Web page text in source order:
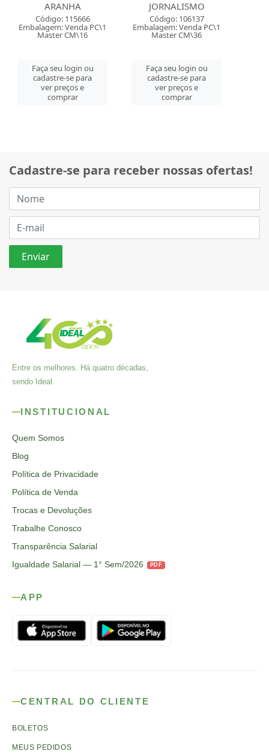
ARANHA
Código: 115666
Embalagem: Venda PC\1
Master CM\16
Faça seu login ou
cadastre-se para
ver preços e
comprar
JORNALISMO
Código: 106137
Embalagem: Venda PC\1
Master CM\36
Faça seu login ou
cadastre-se para
ver preços e
comprar
Cadastre-se para receber nossas ofertas!
Entre os melhores. Há quatro décadas,
sendo Ideal.
INSTITUCIONAL
Quem Somos
Blog
Política de Privacidade
Política de Venda
Trocas e Devoluções
Trabalhe Conosco
Transparência Salarial
Igualdade Salarial — 1° Sem/2026
PDF
APP
CENTRAL DO CLIENTE
BOLETOS
MEUS PEDIDOS